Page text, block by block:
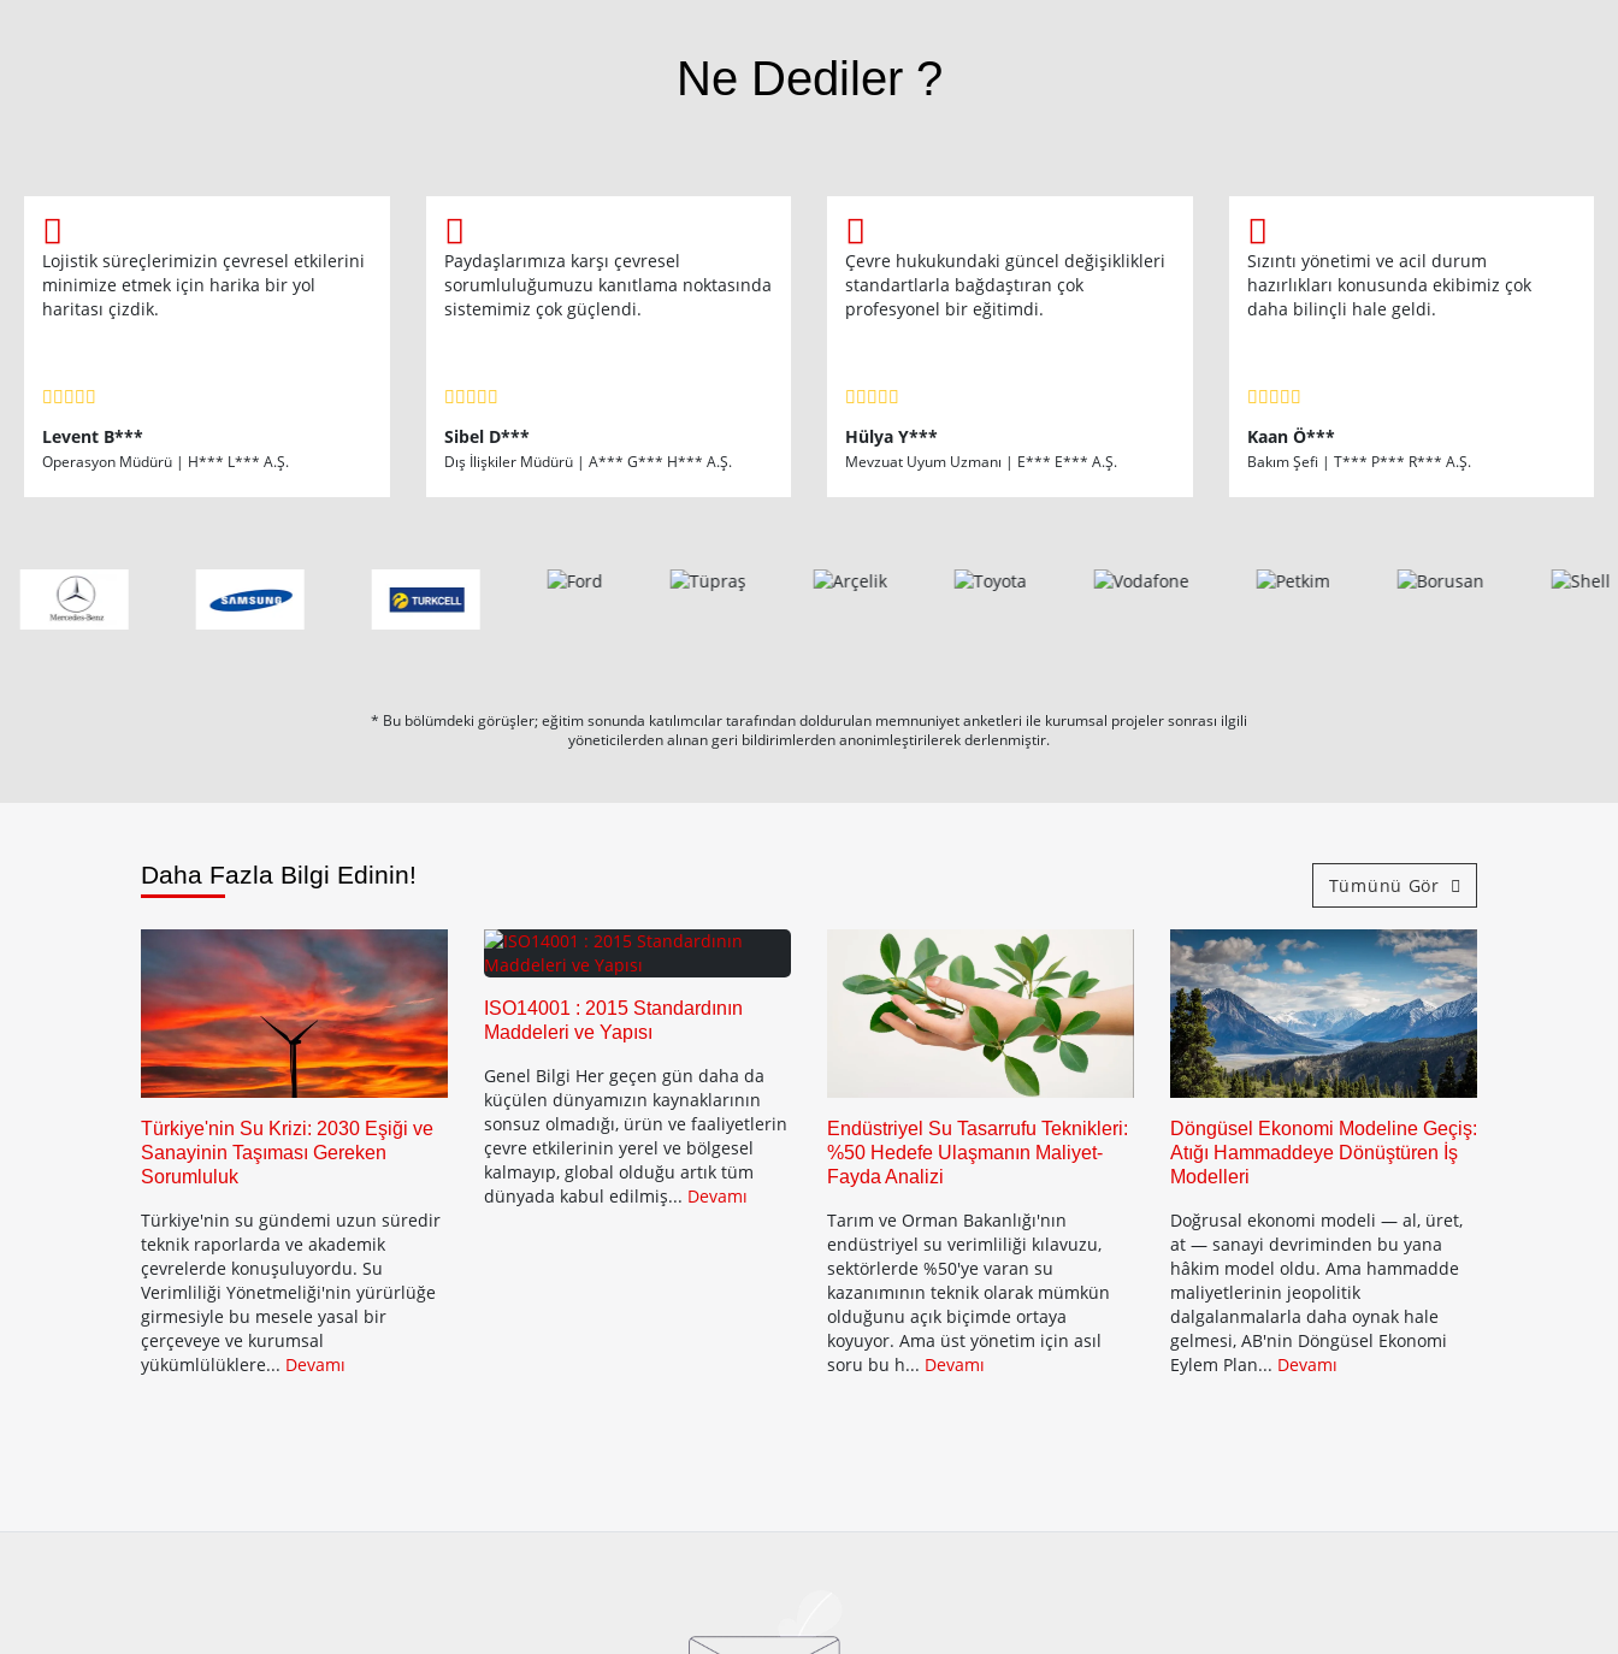
Ne Dediler ?
Lojistik süreçlerimizin çevresel etkilerini
minimize etmek için harika bir yol
haritası çizdik.
Levent B***
Operasyon Müdürü | H*** L*** A.Ş.
Paydaşlarımıza karşı çevresel
sorumluluğumuzu kanıtlama noktasında
sistemimiz çok güçlendi.
Sibel D***
Dış İlişkiler Müdürü | A*** G*** H*** A.Ş.
Çevre hukukundaki güncel değişiklikleri
standartlarla bağdaştıran çok
profesyonel bir eğitimdi.
Hülya Y***
Mevzuat Uyum Uzmanı | E*** E*** A.Ş.
Sızıntı yönetimi ve acil durum
hazırlıkları konusunda ekibimiz çok
daha bilinçli hale geldi.
Kaan Ö***
Bakım Şefi | T*** P*** R*** A.Ş.
* Bu bölümdeki görüşler; eğitim sonunda katılımcılar tarafından doldurulan memnuniyet anketleri ile kurumsal projeler sonrası ilgili
yöneticilerden alınan geri bildirimlerden anonimleştirilerek derlenmiştir.
Daha Fazla Bilgi Edinin! Tümünü Gör
Türkiye'nin Su Krizi: 2030 Eşiği ve
Sanayinin Taşıması Gereken
Sorumluluk
Türkiye'nin su gündemi uzun süredir
teknik raporlarda ve akademik
çevrelerde konuşuluyordu. Su
Verimliliği Yönetmeliği'nin yürürlüğe
girmesiyle bu mesele yasal bir
çerçeveye ve kurumsal
yükümlülüklere... Devamı
ISO14001 : 2015 Standardının
Maddeleri ve Yapısı
Genel Bilgi Her geçen gün daha da
küçülen dünyamızın kaynaklarının
sonsuz olmadığı, ürün ve faaliyetlerin
çevre etkilerinin yerel ve bölgesel
kalmayıp, global olduğu artık tüm
dünyada kabul edilmiş... Devamı
Endüstriyel Su Tasarrufu Teknikleri:
%50 Hedefe Ulaşmanın Maliyet-
Fayda Analizi
Tarım ve Orman Bakanlığı'nın
endüstriyel su verimliliği kılavuzu,
sektörlerde %50'ye varan su
kazanımının teknik olarak mümkün
olduğunu açık biçimde ortaya
koyuyor. Ama üst yönetim için asıl
soru bu h... Devamı
Döngüsel Ekonomi Modeline Geçiş:
Atığı Hammaddeye Dönüştüren İş
Modelleri
Doğrusal ekonomi modeli — al, üret,
at — sanayi devriminden bu yana
hâkim model oldu. Ama hammadde
maliyetlerinin jeopolitik
dalgalanmalarla daha oynak hale
gelmesi, AB'nin Döngüsel Ekonomi
Eylem Plan... Devamı